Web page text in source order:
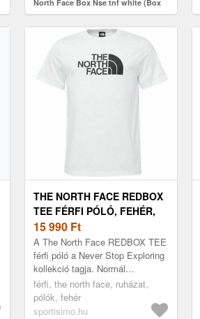
North Face Box Nse tnf white (Box
Nse Regular SS NF0A8EFNFN41)
THE NORTH FACE REDBOX
TEE FÉRFI PÓLÓ, FEHÉR,
MÉRET
15 990 Ft
A The North Face REDBOX TEE
férfi póló a Never Stop Exploring
kollekció tagja. Normál
szabással rendelkezik, 100%
pamutból készült, és nagyméretű
l...
férfi, the north face, ruházat,
pólók, fehér
sportisimo.hu